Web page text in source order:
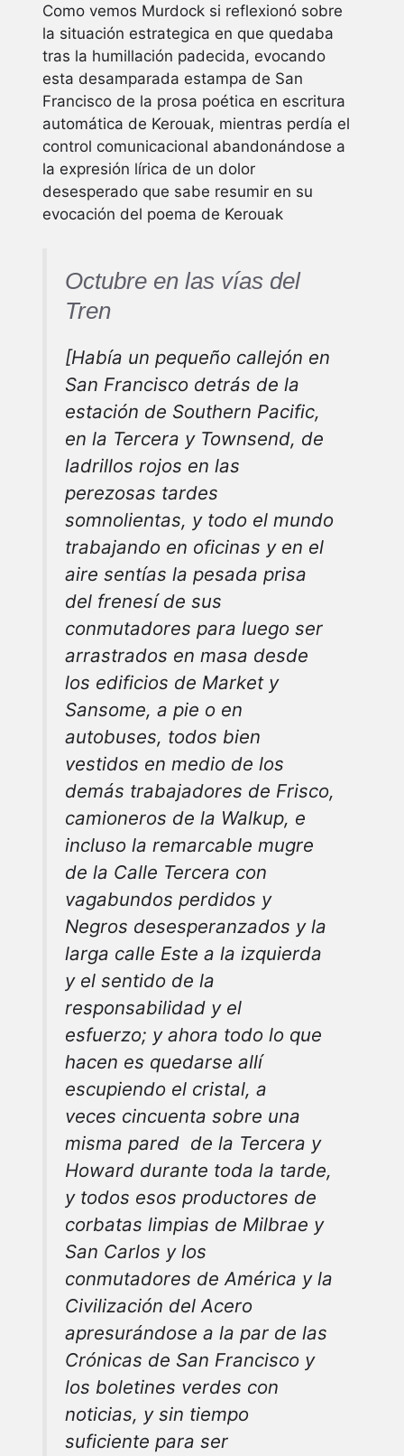
Como vemos Murdock si reflexionó sobre
la situación estrategica en que quedaba
tras la humillación padecida, evocando
esta desamparada estampa de San
Francisco de la prosa poética en escritura
automática de Kerouak, mientras perdía el
control comunicacional abandonándose a
la expresión lírica de un dolor
desesperado que sabe resumir en su
evocación del poema de Kerouak
Octubre en las vías del
Tren
[Había un pequeño callejón en
San Francisco detrás de la
estación de Southern Pacific,
en la Tercera y Townsend, de
ladrillos rojos en las
perezosas tardes
somnolientas, y todo el mundo
trabajando en oficinas y en el
aire sentías la pesada prisa
del frenesí de sus
conmutadores para luego ser
arrastrados en masa desde
los edificios de Market y
Sansome, a pie o en
autobuses, todos bien
vestidos en medio de los
demás trabajadores de Frisco,
camioneros de la Walkup, e
incluso la remarcable mugre
de la Calle Tercera con
vagabundos perdidos y
Negros desesperanzados y la
larga calle Este a la izquierda
y el sentido de la
responsabilidad y el
esfuerzo; y ahora todo lo que
hacen es quedarse allí
escupiendo el cristal, a
veces cincuenta sobre una
misma pared de la Tercera y
Howard durante toda la tarde,
y todos esos productores de
corbatas limpias de Milbrae y
San Carlos y los
conmutadores de América y la
Civilización del Acero
apresurándose a la par de las
Crónicas de San Francisco y
los boletines verdes con
noticias, y sin tiempo
suficiente para ser